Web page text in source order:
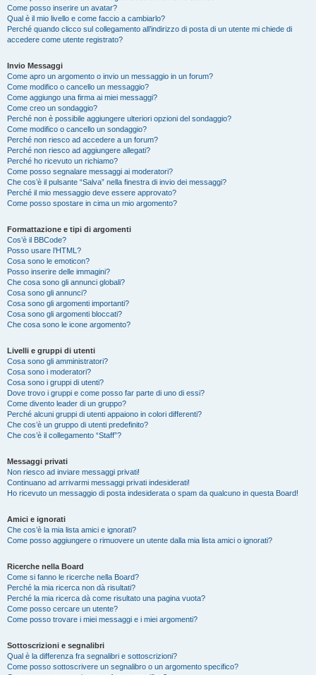
Come posso inserire un avatar?
Qual è il mio livello e come faccio a cambiarlo?
Perché quando clicco sul collegamento all’indirizzo di posta di un utente mi chiede di
accedere come utente registrato?
Invio Messaggi
Come apro un argomento o invio un messaggio in un forum?
Come modifico o cancello un messaggio?
Come aggiungo una firma ai miei messaggi?
Come creo un sondaggio?
Perché non è possibile aggiungere ulteriori opzioni del sondaggio?
Come modifico o cancello un sondaggio?
Perché non riesco ad accedere a un forum?
Perché non riesco ad aggiungere allegati?
Perché ho ricevuto un richiamo?
Come posso segnalare messaggi ai moderatori?
Che cos’è il pulsante “Salva” nella finestra di invio dei messaggi?
Perché il mio messaggio deve essere approvato?
Come posso spostare in cima un mio argomento?
Formattazione e tipi di argomenti
Cos’è il BBCode?
Posso usare l’HTML?
Cosa sono le emoticon?
Posso inserire delle immagini?
Che cosa sono gli annunci globali?
Cosa sono gli annunci?
Cosa sono gli argomenti importanti?
Cosa sono gli argomenti bloccati?
Che cosa sono le icone argomento?
Livelli e gruppi di utenti
Cosa sono gli amministratori?
Cosa sono i moderatori?
Cosa sono i gruppi di utenti?
Dove trovo i gruppi e come posso far parte di uno di essi?
Come divento leader di un gruppo?
Perché alcuni gruppi di utenti appaiono in colori differenti?
Che cos’è un gruppo di utenti predefinito?
Che cos’è il collegamento “Staff”?
Messaggi privati
Non riesco ad inviare messaggi privati!
Continuano ad arrivarmi messaggi privati indesiderati!
Ho ricevuto un messaggio di posta indesiderata o spam da qualcuno in questa Board!
Amici e ignorati
Che cos’è la mia lista amici e ignorati?
Come posso aggiungere o rimuovere un utente dalla mia lista amici o ignorati?
Ricerche nella Board
Come si fanno le ricerche nella Board?
Perché la mia ricerca non dà risultati?
Perché la mia ricerca dà come risultato una pagina vuota?
Come posso cercare un utente?
Come posso trovare i miei messaggi e i miei argomenti?
Sottoscrizioni e segnalibri
Qual è la differenza fra segnalibri e sottoscrizioni?
Come posso sottoscrivere un segnalibro o un argomento specifico?